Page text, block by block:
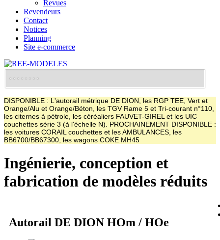
Revues
Revendeurs
Contact
Notices
Planning
Site e-commerce
DISPONIBLE : L'autorail métrique DE DION, les RGP TEE, Vert et
Orange/Alu et Orange/Béton, les TGV Rame 5 et Tri-courant n°110,
les citernes à pétrole, les céréaliers FAUVET-GIREL et les UIC
couchettes série 3 (à l'échelle N). PROCHAINEMENT DISPONIBLE :
les voitures CORAIL couchettes et les AMBULANCES, les
BB6700/BB67300, les wagons COKE MH45
Ingénierie, conception et
fabrication de modèles réduits
Autorail DE DION HOm / HOe